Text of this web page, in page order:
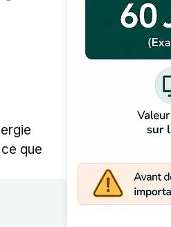
que